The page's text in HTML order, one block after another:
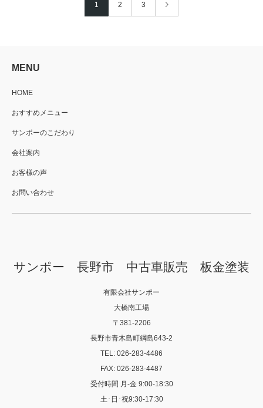
1 2 3
MENU
HOME
おすすめメニュー
サンポーのこだわり
会社案内
お客様の声
お問い合わせ
サンポー 長野市 中古車販売 板金塗装
有限会社サンポー
大橋南工場
〒381-2206
長野市青木島町綱島643-2
TEL: 026-283-4486
FAX: 026-283-4487
受付時間 月-金 9:00-18:30
土･日･祝9:30-17:30